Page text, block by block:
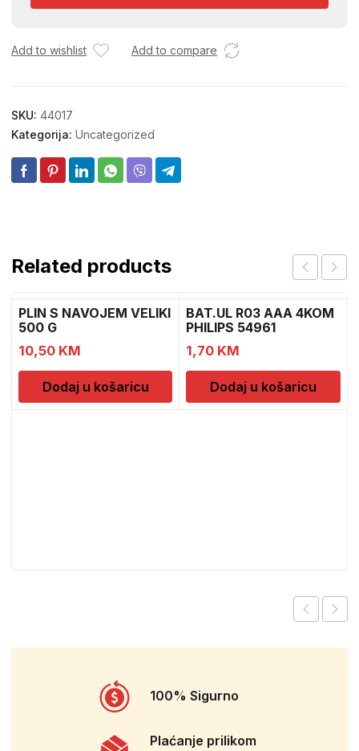
GG700638
Add to wishlist Add to compare
SKU: 44017
Kategorija: Uncategorized
Related products
PLIN S NAVOJEM VELIKI
500 G
10,50 KM
Dodaj u košaricu
BAT.UL R03 AAA 4KOM
PHILIPS 54961
1,70 KM
Dodaj u košaricu
100% Sigurno
Plaćanje prilikom